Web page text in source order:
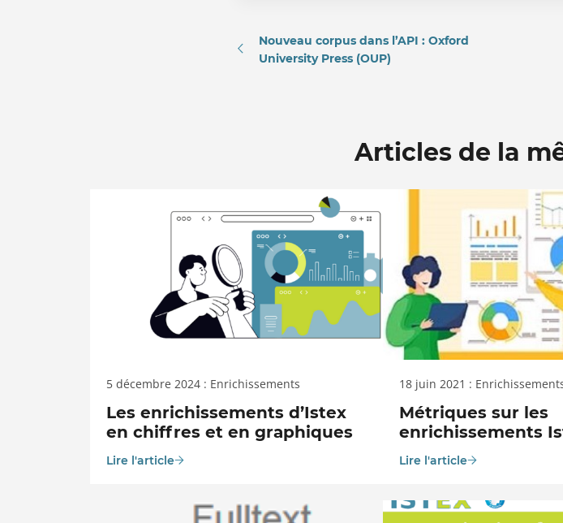
Nouveau corpus dans l’API : Oxford
University Press (OUP)
Articles de la
5 décembre 2024 : Enrichissements
Les enrichissements d’Istex
en chiffres et en graphiques
Lire l'article
18 juin 2021 :
Métriques sur les
enrichissements
Lire l'article